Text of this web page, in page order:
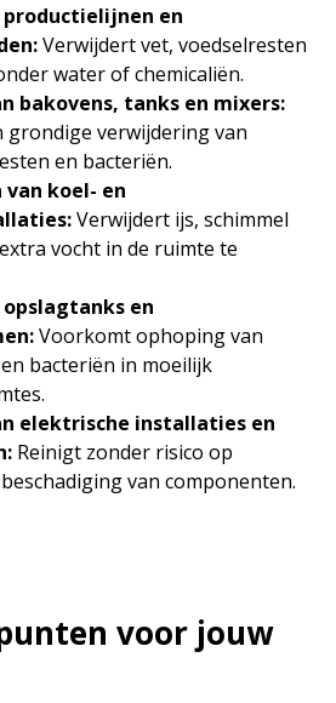
en
Verwijdert vet, voedselresten
water of chemicaliën.
bakovens, tanks en mixers:
grondige verwijdering van
en bacteriën.
van koel- en
Verwijdert ijs, schimmel
vocht in de ruimte te
en
Voorkomt ophoping van
bacteriën in moeilijk
elektrische installaties en
Reinigt zonder risico op
van componenten.
voor jouw